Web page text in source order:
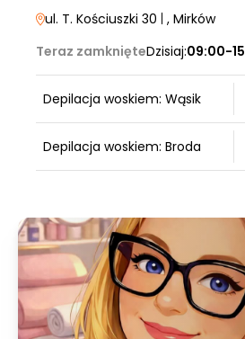
ul. T. Kościuszki 30 , Mirków
Teraz zamknięteDzisiaj:09:00-
Depilacja woskiem: Wąsik
Depilacja woskiem: Broda